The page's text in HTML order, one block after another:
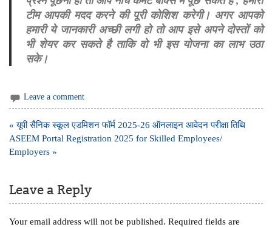
टीम आपकी मदद करने की पूरी कोशिश करेगी। अगर आपको
हमारी ये जानकारी अच्छी लगी हो तो आप इसे अपने दोस्तों को
भी शेयर कर सकते है ताकि वो भी इस योजना का लाभ उठा
सके।
Leave a comment
Post
navigation
« यूपी सैनिक स्कूल एडमिशन फॉर्म 2025-26 ऑनलाइन आवेदन परीक्षा तिथि
ASEEM Portal Registration 2025 for Skilled Employees/
Employers »
Leave a Reply
Your email address will not be published. Required fields are